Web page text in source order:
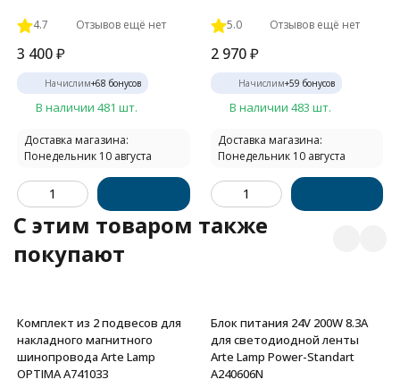
4.7 Отзывов ещё нет
3 400₽
Начислим+68 бонусов
В наличии 481 шт.
Доставка магазина:
Понедельник 10 августа
5.0 Отзывов ещё нет
2 970 ₽
Начислим+59 бонусов
В наличии 483 шт.
Доставка магазина:
Понедельник 10 августа
C этим товаром также
покупают
Комплект из 2 подвесов для
накладного магнитного
шинопровода Arte Lamp
OPTIMA A741033
Блок питания 24V 200W 8.3А
для светодиодной ленты
Arte Lamp Power-Standart
A240606N